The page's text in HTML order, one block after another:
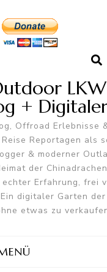
+
Offroad Erlebnisse
Reportagen als
& moderner
der
echter Erfahrung, frei
digitaler Garten
etwas zu